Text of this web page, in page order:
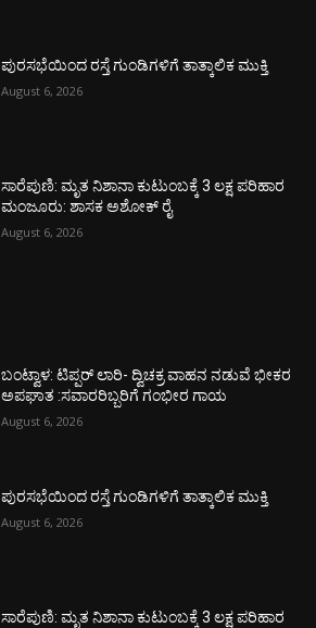
ಪುರಸಭೆಯಿಂದ ರಸ್ತೆ ಗುಂಡಿಗಳಿಗೆ ತಾತ್ಕಾಲಿಕ ಮುಕ್ತಿ
August 6, 2026
ಸಾರೆಪುಣಿ: ಮೃತ ನಿಶಾನಾ ಕುಟುಂಬಕ್ಕೆ 3 ಲಕ್ಷ ಪರಿಹಾರ
ಮಂಜೂರು: ಶಾಸಕ ಅಶೋಕ್ ರೈ
August 6, 2026
ಬಂಟ್ವಾಳ: ಟಿಪ್ಪರ್ ಲಾರಿ- ದ್ವಿಚಕ್ರ ವಾಹನ ನಡುವೆ ಭೀಕರ
ಅಪಘಾತ :ಸವಾರರಿಬ್ಬರಿಗೆ ಗಂಭೀರ ಗಾಯ
August 6, 2026
ಪುರಸಭೆಯಿಂದ ರಸ್ತೆ ಗುಂಡಿಗಳಿಗೆ ತಾತ್ಕಾಲಿಕ ಮುಕ್ತಿ
August 6, 2026
ಸಾರೆಪುಣಿ: ಮೃತ ನಿಶಾನಾ ಕುಟುಂಬಕ್ಕೆ 3 ಲಕ್ಷ ಪರಿಹಾರ